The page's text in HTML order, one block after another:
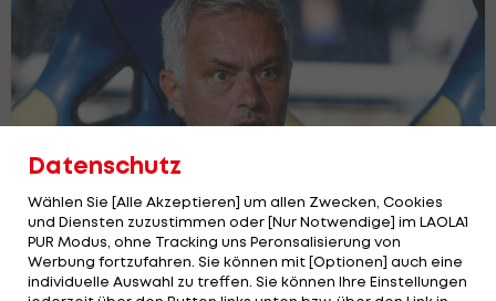
Datenschutz
Wählen Sie [Alle Akzeptieren] um allen Zwecken, Cookies
und Diensten zuzustimmen oder [Nur Notwendige] im LAOLA1
PUR Modus, ohne Tracking uns Peronsalisierung von
Werbung fortzufahren. Sie können mit [Optionen] auch eine
individuelle Auswahl zu treffen. Sie können Ihre Einstellungen